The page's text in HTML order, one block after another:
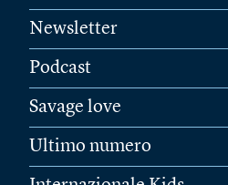
Newsletter
Podcast
Savage love
Ultimo numero